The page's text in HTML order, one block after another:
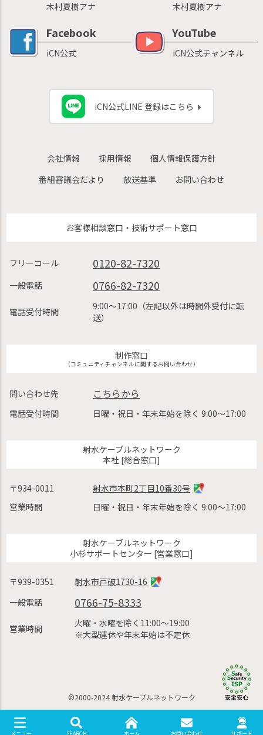
メニュー SEARCH ホーム お問い合わせ サポート
木村夏樹アナ
木村夏樹アナ
Facebook
iCN公式
YouTube
iCN公式チャンネル
iCN公式LINE 登録はこちら
会社情報 採用情報
個人情報保護方針
番組審議会だより
放送基準 お問い合わせ
お客様相談窓口・技術サポート窓口
フリーコール 0120-82-7320
一般電話 0766-82-7320
電話受付時間
9:00〜17:00（左記以外は時間外受付に転
送）
制作窓口
（コミュニティチャンネルに関するお問い合わせ）
問い合わせ先 こちらから
電話受付時間 日曜・祝日・年末年始を除く 9:00〜17:00
射水ケーブルネットワーク
本社 [総合窓口]
〒934-0011
射水市本町2丁目10番30号
営業時間
日曜・祝日・年末年始を除く 9:00〜17:00
射水ケーブルネットワーク
小杉サポートセンター [営業窓口]
〒939-0351
射水市戸破1730-16
一般電話
0766-75-8333
営業時間
火曜・水曜を除く11:00〜19:00
※大型連休や年末年始は不定休
©2000-2024 射水ケーブルネットワーク